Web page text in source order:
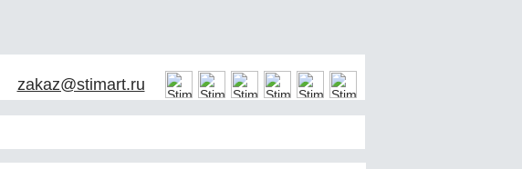
zakaz@stimart.ru